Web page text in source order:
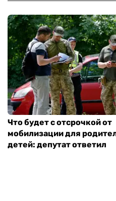
Что будет с отсрочкой от
мобилизации для
детей: депутат ответил